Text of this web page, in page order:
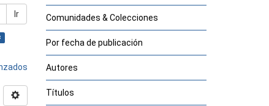
Ir Comunidades & Colecciones
Por fecha de publicación
Autores
Títulos